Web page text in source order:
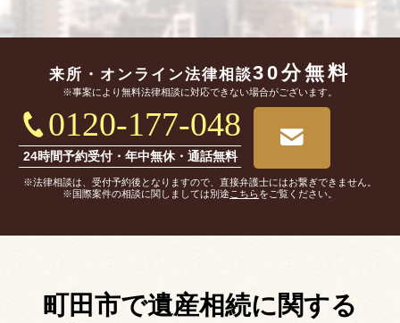
来所・オンライン法律相談30分無料
※事案により無料法律相談に対応できない場合がございます。
0120-177-048
24時間予約受付・年中無休・通話無料
※法律相談は、受付予約後となりますので、直接弁護士にはお繋ぎできません。
※国際案件の相談に関しましては別途 こちらをご覧ください。
町田市で遺産相続に関する